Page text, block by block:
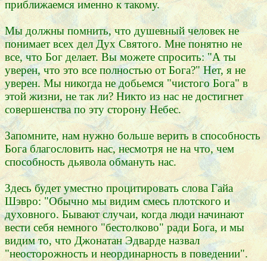
приближаемся именно к такому.
Мы должны помнить, что душевный человек не
понимает всех дел Дух Святого. Мне понятно не
все, что Бог делает. Вы можете спросить: "А ты
уверен, что это все полностью от Бога?" Нет, я не
уверен. Мы никогда не добьемся "чистого Бога" в
этой жизни, не так ли? Никто из нас не достигнет
совершенства по эту сторону Небес.
Запомните, нам нужно больше верить в способность
Бога благословить нас, несмотря не на что, чем
способность дьявола обмануть нас.
Здесь будет уместно процитировать слова Гайа
Шэвро: "Обычно мы видим смесь плотского и
духовного. Бывают случаи, когда люди начинают
вести себя немного "бестолково" ради Бога, и мы
видим то, что Джонатан Эдварде назвал
"неосторожность и неординарность в поведении".